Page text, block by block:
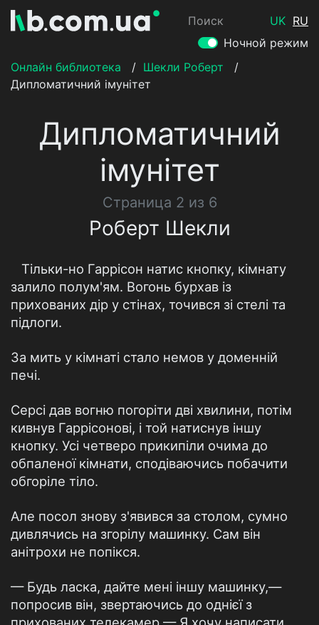
Поиск UK RU
Ночной режим
Онлайн библиотека
/ Шекли Роберт
/
Дипломатичний імунітет
Дипломатичний
імунітет
Страница 2 из 6
Роберт Шекли
Тільки-но Гаррісон натис кнопку, кімнату
залило полум'ям. Вогонь бурхав із
прихованих дір у стінах, точився зі стелі та
підлоги.
За мить у кімнаті стало немов у доменній
печі.
Серсі дав вогню погоріти дві хвилини, потім
кивнув Гаррісонові, і той натиснув іншу
кнопку. Усі четверо прикипіли очима до
обпаленої кімнати, сподіваючись побачити
обгоріле тіло.
Але посол знову з'явився за столом, сумно
дивлячись на згорілу машинку. Сам він
анітрохи не попікся.
— Будь ласка, дайте мені іншу машинку,—
попросив він, звертаючись до однієї з